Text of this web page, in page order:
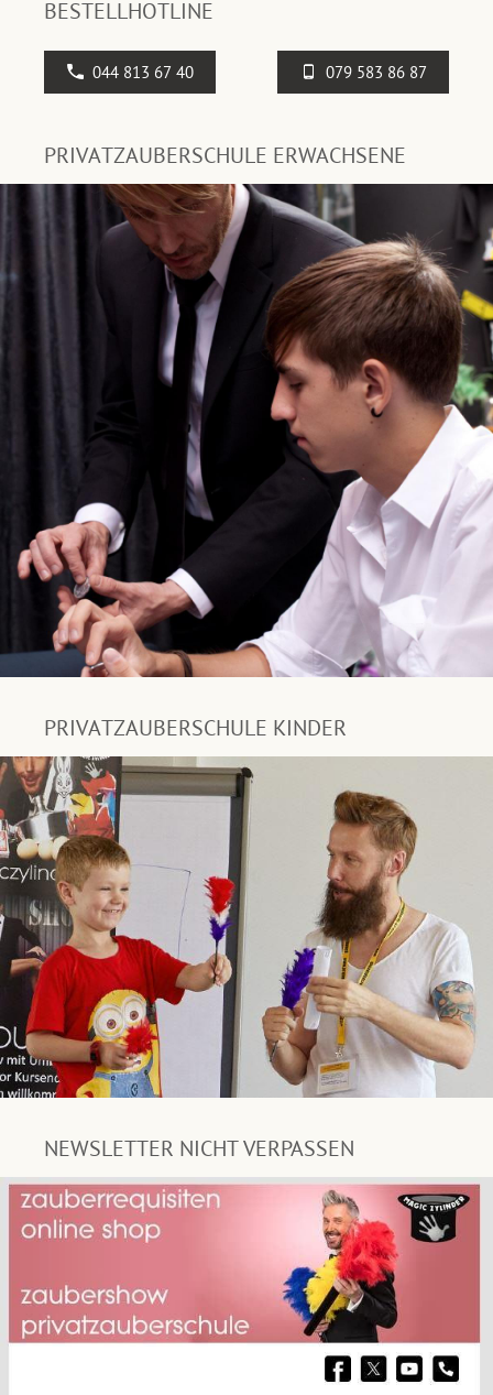
BESTELLHOTLINE
044 813 67 40 079 583 86 87
PRIVATZAUBERSCHULE ERWACHSENE
PRIVATZAUBERSCHULE KINDER
NEWSLETTER NICHT VERPASSEN